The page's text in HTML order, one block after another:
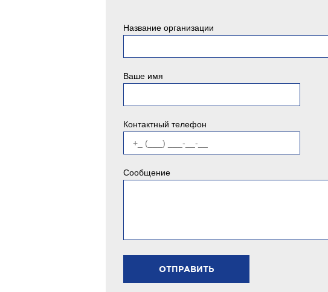
Название организации
Ваше имя
Контактный телефон
Сообщение